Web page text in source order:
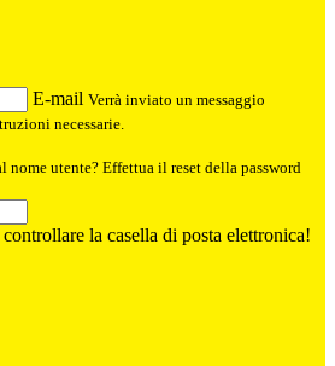
E-mail Verrà inviato un messaggio
necessarie.
nome utente? Effettua il reset della password
la casella di posta elettronica!